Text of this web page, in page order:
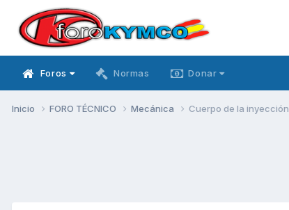
Foros Normas Donar
Inicio FORO TÉCNICO Mecánica Cuerpo de la inyección